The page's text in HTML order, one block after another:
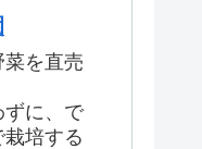
を直売
ずに、で
培する